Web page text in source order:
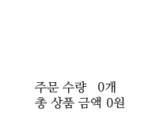
주문 수량
0개
총 상품 금액 0원